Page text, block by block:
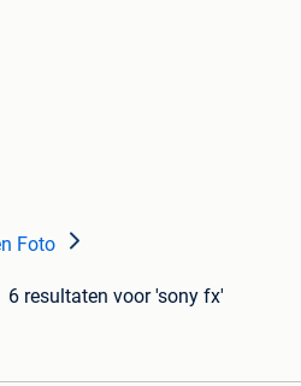
Foto
6 resultaten voor 'sony fx'